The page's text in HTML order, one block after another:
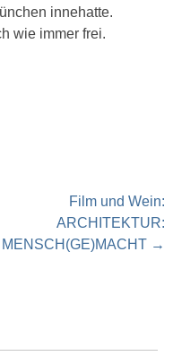
innehatte.
wie immer frei.
Film und Wein:
ARCHITEKTUR:
MENSCH(GE)MACHT →